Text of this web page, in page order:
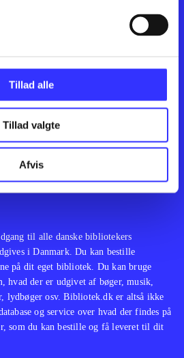
Tillad alle
Tillad valgte
Afvis Feedback
til alle danske bibliotekers
i Danmark. Du kan bestille
på dit eget bibliotek. Du kan bruge
hvad der er udgivet af bøger, musik,
lydbøger osv. Bibliotek.dk er altså ikke
og service over hvad der findes på
som du kan bestille og få leveret til dit
Artikler
Film
Musik
Noder